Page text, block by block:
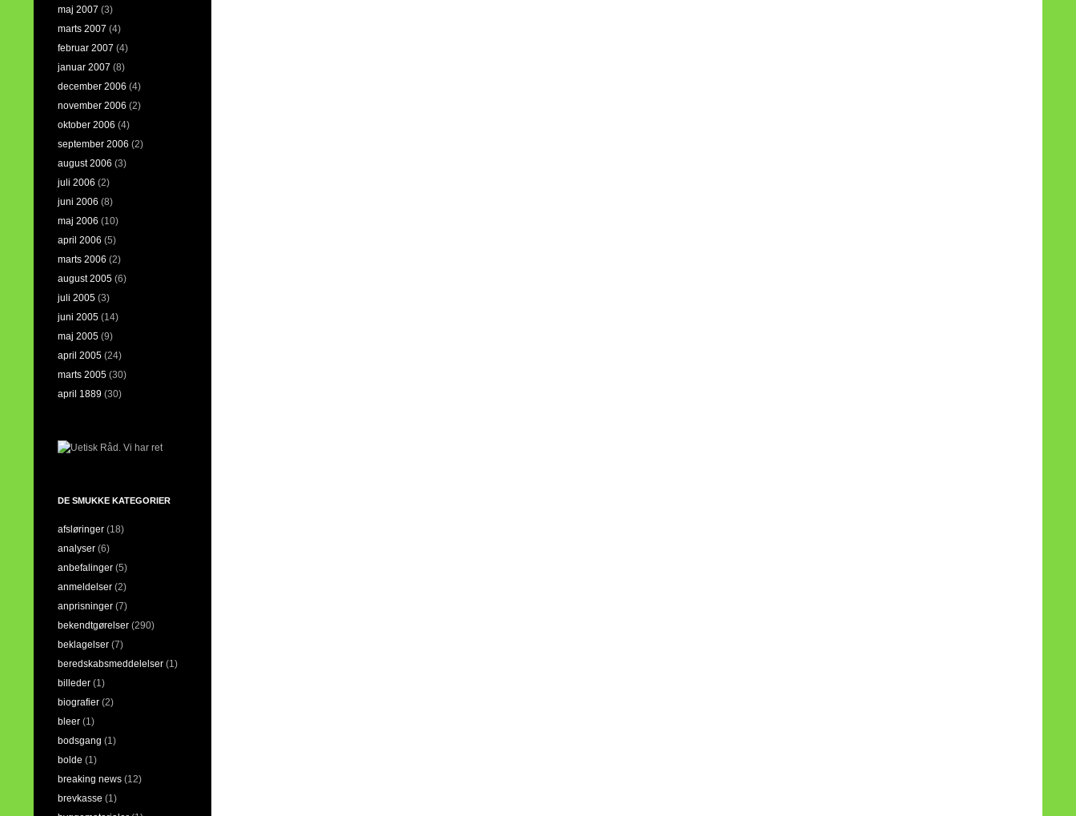
maj 2007 (3)
marts 2007 (4)
februar 2007 (4)
januar 2007 (8)
december 2006 (4)
november 2006 (2)
oktober 2006 (4)
september 2006 (2)
august 2006 (3)
juli 2006 (2)
juni 2006 (8)
maj 2006 (10)
april 2006 (5)
marts 2006 (2)
august 2005 (6)
juli 2005 (3)
juni 2005 (14)
maj 2005 (9)
april 2005 (24)
marts 2005 (30)
april 1889 (30)
DE SMUKKE KATEGORIER
afsløringer (18)
analyser (6)
anbefalinger (5)
anmeldelser (2)
anprisninger (7)
bekendtgørelser (290)
beklagelser (7)
beredskabsmeddelelser (1)
billeder (1)
biografier (2)
bleer (1)
bodsgang (1)
bolde (1)
breaking news (12)
brevkasse (1)